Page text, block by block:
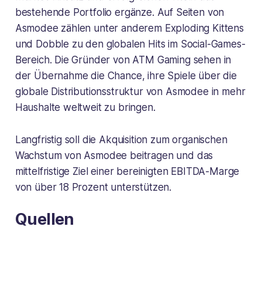
bestehende Portfolio ergänze. Auf Seiten von
Asmodee zählen unter anderem Exploding Kittens
und Dobble zu den globalen Hits im Social-Games-
Bereich. Die Gründer von ATM Gaming sehen in
der Übernahme die Chance, ihre Spiele über die
globale Distributionsstruktur von Asmodee in mehr
Haushalte weltweit zu bringen.
Langfristig soll die Akquisition zum organischen
Wachstum von Asmodee beitragen und das
mittelfristige Ziel einer bereinigten EBITDA-Marge
von über 18 Prozent unterstützen.
Quellen